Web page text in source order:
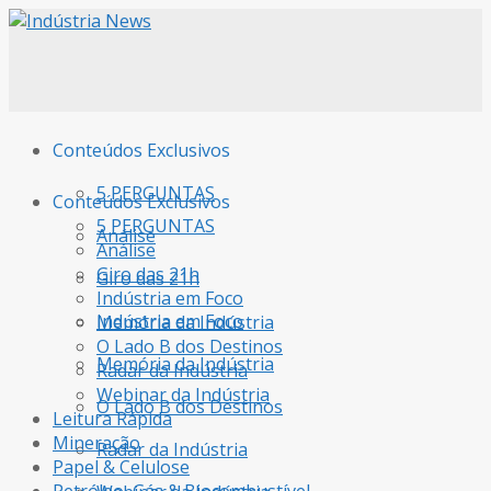
Conteúdos Exclusivos
5 PERGUNTAS
Análise
Giro das 21h
Indústria em Foco
Memória da Indústria
O Lado B dos Destinos
Radar da Indústria
Conteúdos Exclusivos
5 PERGUNTAS
Análise
Giro das 21h
Indústria em Foco
Memória da Indústria
O Lado B dos Destinos
Radar da Indústria
Webinar da Indústria
Leitura Rápida
Mineração
Papel & Celulose